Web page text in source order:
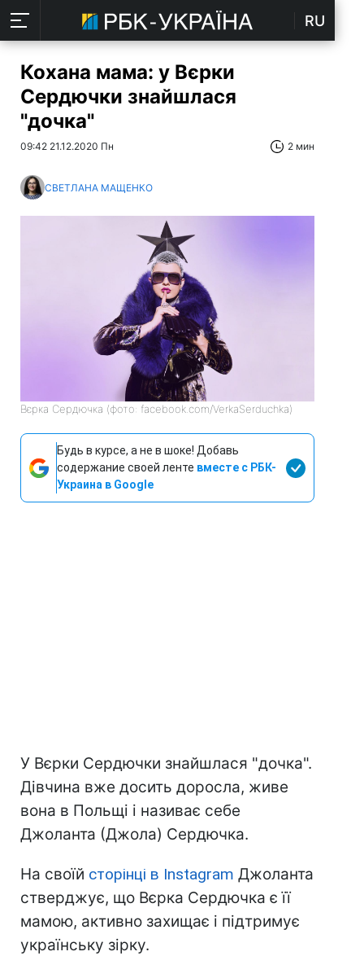
RU
Кохана мама: у Вєрки
Сердючки знайшлася
"дочка"
09:42 21.12.2020 Пн 2 мин
СВЕТЛАНА МАЩЕНКО
Вєрка Сердючка (фото: facebook.com/VerkaSerduchka)
Будь в курсе, а не в шоке! Добавь
содержание своей ленте вместе с РБК-
Украина в Google
У Вєрки Сердючки знайшлася "дочка".
Дівчина вже досить доросла, живе
вона в Польщі і називає себе
Джоланта (Джола) Сердючка.
На своїй сторінці в Instagram Джоланта
стверджує, що Вєрка Сердючка є її
мамою, активно захищає і підтримує
українську зірку.